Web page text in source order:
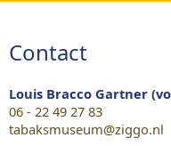
Contact
Louis Bracco Gartner
06 - 22 49 27 83
tabaksmuseum@ziggo.nl